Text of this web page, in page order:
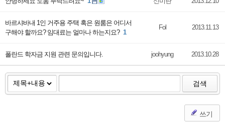
바르샤바내 1인 거주용 주택 혹은 원룸은 어디서
구해야 할까요? 임대료는 얼마나 하는지요? 1
Fol 2013.11.13
폴란드 학자금 지원 관련 문의입니다. joohyung 2013.10.28
검색
쓰기